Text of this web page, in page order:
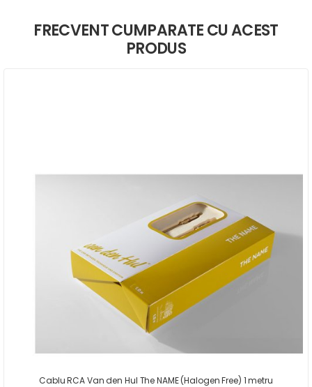
FRECVENT CUMPARATE CU ACEST
PRODUS
Cablu RCA Van den Hul The NAME (Halogen Free) 1 metru